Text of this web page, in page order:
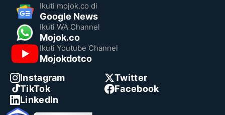
Ikuti mojok.co di
Google News
Ikuti WA Channel
Mojok.co
Ikuti Youtube Channel
Mojokdotco
Instagram
Twitter
TikTok
Facebook
LinkedIn